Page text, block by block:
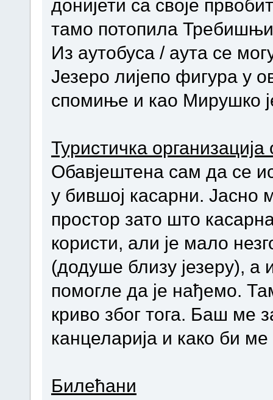
донијети са своје
тамо потопила
Из аутобуса / аута се
Језеро лијепо фигура у
спомиње и као Мирушко
Туристичка
Обавјештена сам да се
у бившој касарни. Јасно
простор зато што
користи, али је мало
(додуше близу језеру), а
помогле да је нађемо.
криво због тога. Баш ме
канцеларија и како би
Билећани